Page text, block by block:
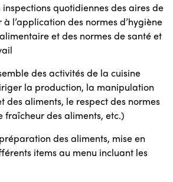
quotidiennes des aires de
l’application des normes d’hygiène
et des normes de santé et
des activités de la cuisine
la production, la manipulation
des aliments, le respect des normes
fraîcheur des aliments, etc.)
des aliments, mise en
items au menu incluant les